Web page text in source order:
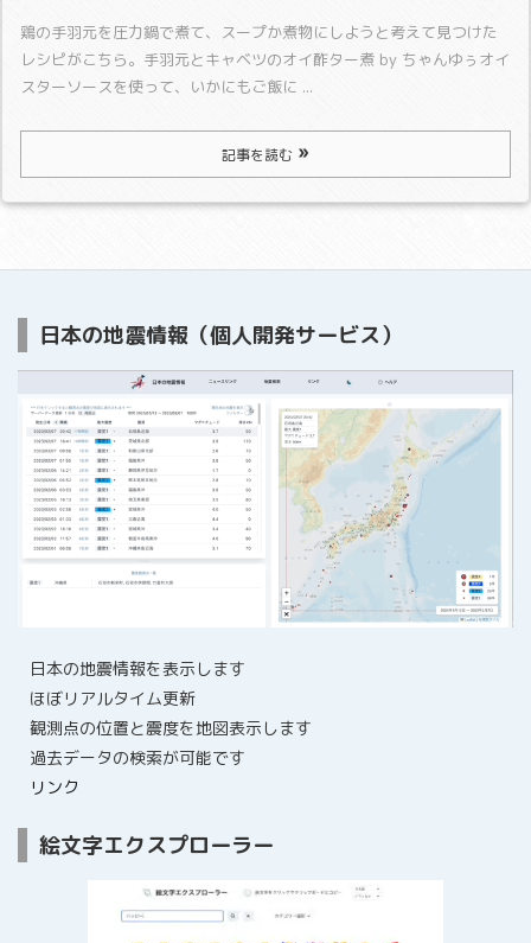
鶏の手羽元を圧力鍋で煮て、スープか煮物にしようと考えて見つけた
レシピがこちら。 手羽元とキャベツのオイ酢ター煮 by ちゃんゆぅ オイ
スターソースを使って、いかにもご飯に ...
記事を読む
日本の地震情報（個人開発サービス）
日本の地震情報を表示します
ほぼリアルタイム更新
観測点の位置と震度を地図表示します
過去データの検索が可能です
リンク
絵文字エクスプローラー